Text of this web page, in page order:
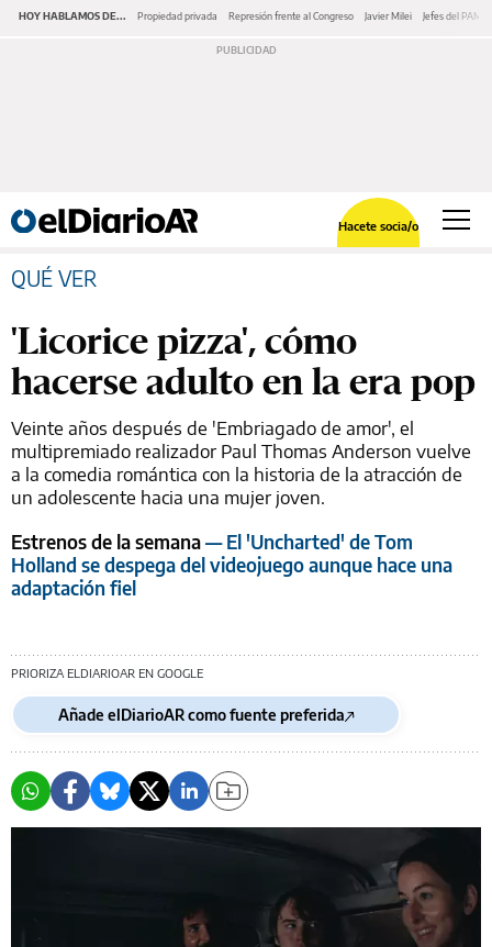
HOY HABLAMOS DE... Propiedad privada Represión frente al Congreso Javier Milei Jefes del PAMI
Hacete socia/o
QUÉ VER
'Licorice pizza', cómo
hacerse adulto en la era pop
Veinte años después de 'Embriagado de amor', el
multipremiado realizador Paul Thomas Anderson vuelve
a la comedia romántica con la historia de la atracción de
un adolescente hacia una mujer joven.
Estrenos de la semana— El 'Uncharted' de Tom
Holland se despega del videojuego aunque hace una
adaptación fiel
PRIORIZA ELDIARIOAR EN GOOGLE
Añade elDiarioAR como fuente preferida